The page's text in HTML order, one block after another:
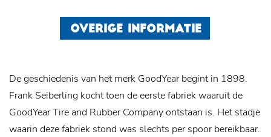
OVERIGE INFORMATIE
De geschiedenis van het merk GoodYear begint in 1898.
Frank Seiberling kocht toen de eerste fabriek waaruit de
GoodYear Tire and Rubber Company ontstaan is. Het stadje
waarin deze fabriek stond was slechts per spoor bereikbaar.